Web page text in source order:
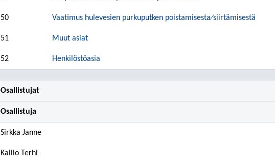
50 Vaatimus hulevesien purkuputken poistamisesta⁄siirtämisestä
51 Muut asiat
52 Henkilöstöasia
Osallistujat
Osallistuja
Sirkka Janne
Kallio Terhi